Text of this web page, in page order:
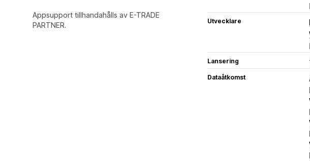
Appsupport tillhandahålls av E-TRADE
PARTNER.
Utvecklare
Lansering
Dataåtkomst